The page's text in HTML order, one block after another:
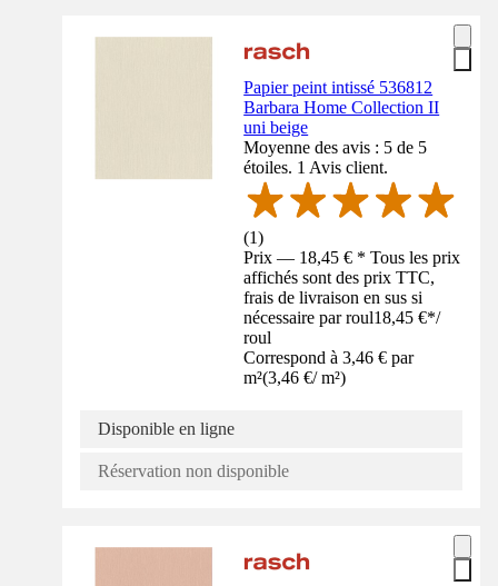
Papier peint intissé 536812
Barbara Home Collection II
uni beige
Moyenne des avis : 5 de 5
étoiles. 1 Avis client.
(1)
Prix — 18,45 € * Tous les prix
affichés sont des prix TTC,
frais de livraison en sus si
nécessaire par roul18,45 €*/
roul
Correspond à 3,46 € par
m²(3,46 €/ m²)
Disponible en ligne
Réservation non disponible